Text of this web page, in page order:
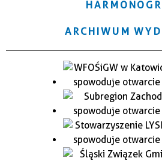
ARCHIWUM